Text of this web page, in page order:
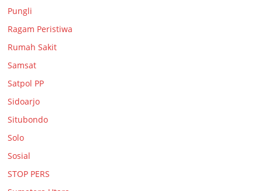
Pungli
Ragam Peristiwa
Rumah Sakit
Samsat
Satpol PP
Sidoarjo
Situbondo
Solo
Sosial
STOP PERS